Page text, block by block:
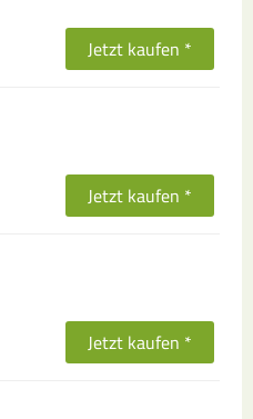
Jetzt kaufen *
Jetzt kaufen *
Jetzt kaufen *